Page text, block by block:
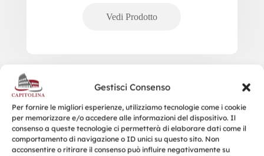
Gestisci Consenso
Per fornire le migliori esperienze, utilizziamo tecnologie come i cookie
per memorizzare e/o accedere alle informazioni del dispositivo. Il
consenso a queste tecnologie ci permetterà di elaborare dati come il
comportamento di navigazione o ID unici su questo sito. Non
acconsentire o ritirare il consenso può influire negativamente su
Caramelle alla frutta flowpack